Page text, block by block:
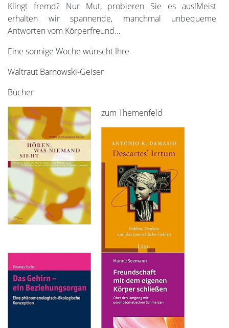
Klingt fremd? Nur Mut, probieren Sie es aus!Meist
erhalten wir spannende, manchmal unbequeme
Antworten vom Körperfreund…
Eine sonnige Woche wünscht Ihre
Waltraut Barnowski-Geiser
Bücher
zum Themenfeld